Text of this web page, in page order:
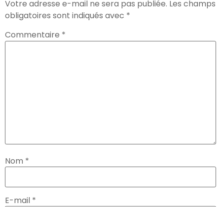
Votre adresse e-mail ne sera pas publiée. Les champs
obligatoires sont indiqués avec *
Commentaire *
Nom *
E-mail *